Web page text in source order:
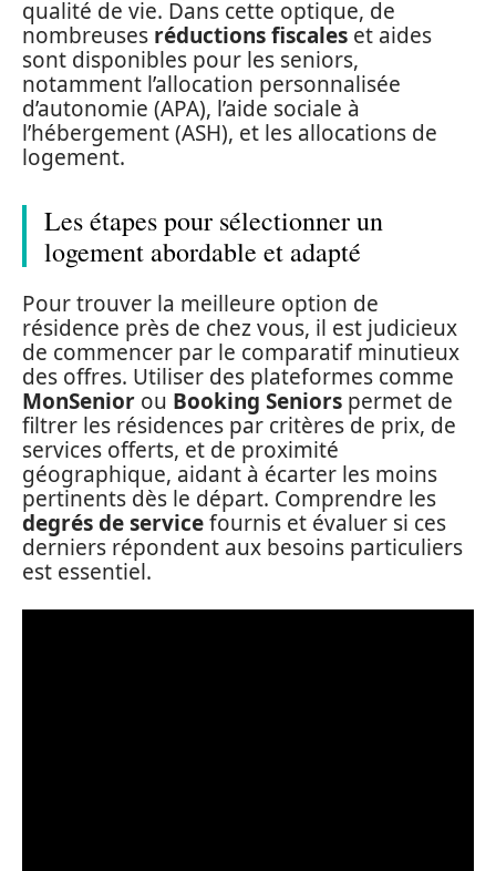
qualité de vie. Dans cette optique, de
nombreuses réductions fiscales et aides
sont disponibles pour les seniors,
notamment l’allocation personnalisée
d’autonomie (APA), l’aide sociale à
l’hébergement (ASH), et les allocations de
logement.
Les étapes pour sélectionner un
logement abordable et adapté
Pour trouver la meilleure option de
résidence près de chez vous, il est judicieux
de commencer par le comparatif minutieux
des offres. Utiliser des plateformes comme
MonSenior ou Booking Seniors permet de
filtrer les résidences par critères de prix, de
services offerts, et de proximité
géographique, aidant à écarter les moins
pertinents dès le départ. Comprendre les
degrés de servicefournis et évaluer si ces
derniers répondent aux besoins particuliers
est essentiel.